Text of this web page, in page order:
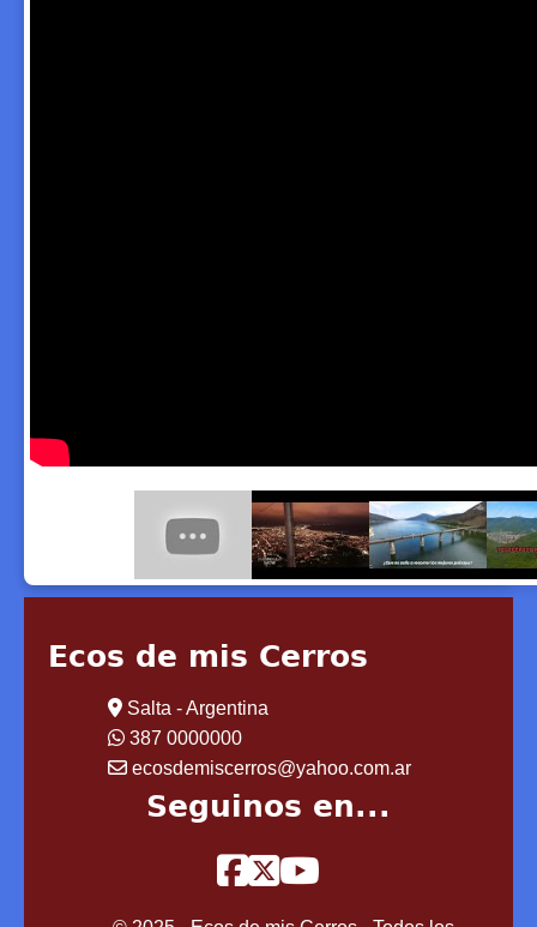
Ecos de mis Cerros
Salta - Argentina
387 0000000
ecosdemiscerros@yahoo.com.ar
Seguinos en...